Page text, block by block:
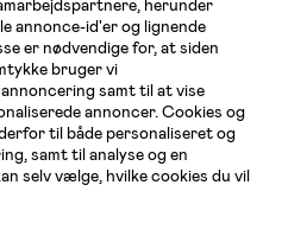
(3)
Alice & Fox Dune Tremmeseng,
Natural Wood
1.609 kr
herunder
annonce-id'er og lignende
er nødvendige for, at siden
bruger vi
samt til at vise
annoncer. Cookies og
til både personaliseret og
samt til analyse og en
selv vælge, hvilke cookies du vil